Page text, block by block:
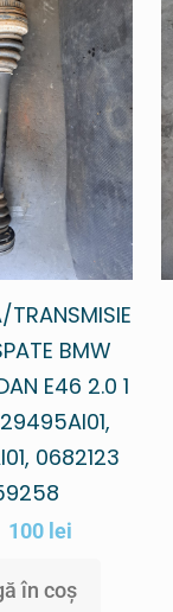
TRANSMISIE
BMW
E46 2.0 1
0682123
100 lei
în coș